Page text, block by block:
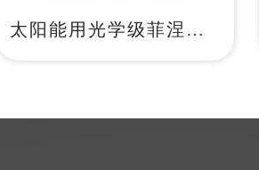
太阳能用光学级菲涅尔透镜